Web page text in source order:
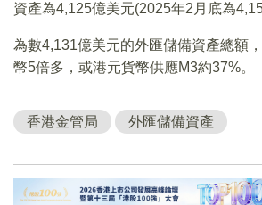
資產為4,125億美元(2025年2月底為
為數4,131億美元的外匯儲備資產總額
幣5倍多，或港元貨幣供應M3約37%。
香港金管局 外匯儲備資產